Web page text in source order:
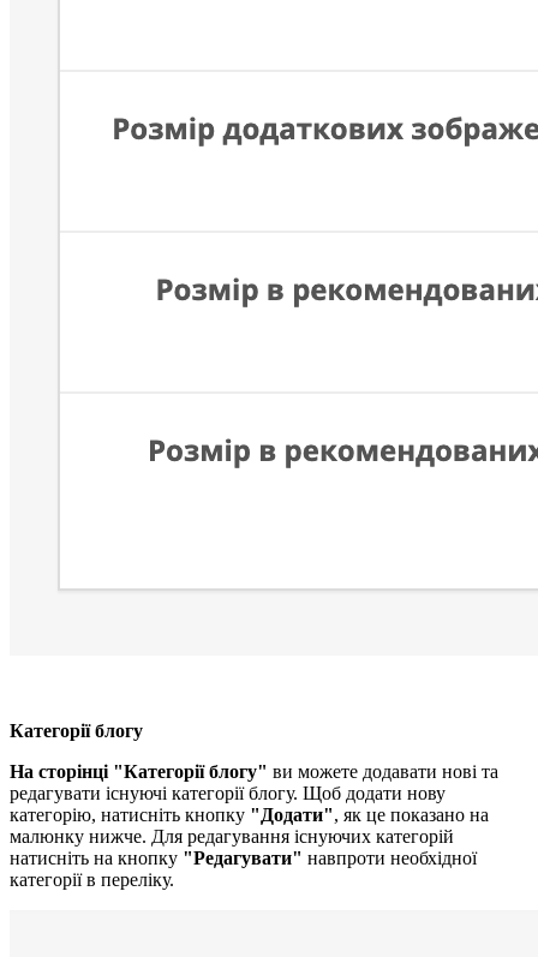
Категорії блогу
На сторінці "Категорії блогу" ви можете додавати нові та
редагувати існуючі категорії блогу. Щоб додати нову
категорію, натисніть кнопку "Додати", як це показано на
малюнку нижче. Для редагування існуючих категорій
натисніть на кнопку "Редагувати" навпроти необхідної
категорії в переліку.